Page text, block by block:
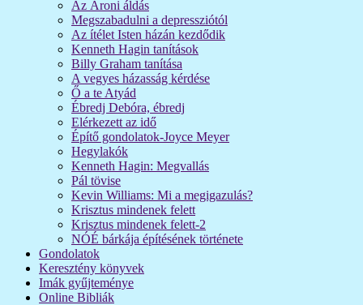
Az Ároni áldás
Megszabadulni a depressziótól
Az ítélet Isten házán kezdődik
Kenneth Hagin tanítások
Billy Graham tanítása
A vegyes házasság kérdése
Ő a te Atyád
Ébredj Debóra, ébredj
Elérkezett az idő
Építő gondolatok-Joyce Meyer
Hegylakók
Kenneth Hagin: Megvallás
Pál tövise
Kevin Williams: Mi a megigazulás?
Krisztus mindenek felett
Krisztus mindenek felett-2
NÓÉ bárkája építésének története
Gondolatok
Keresztény könyvek
Imák gyűjteménye
Online Bibliák